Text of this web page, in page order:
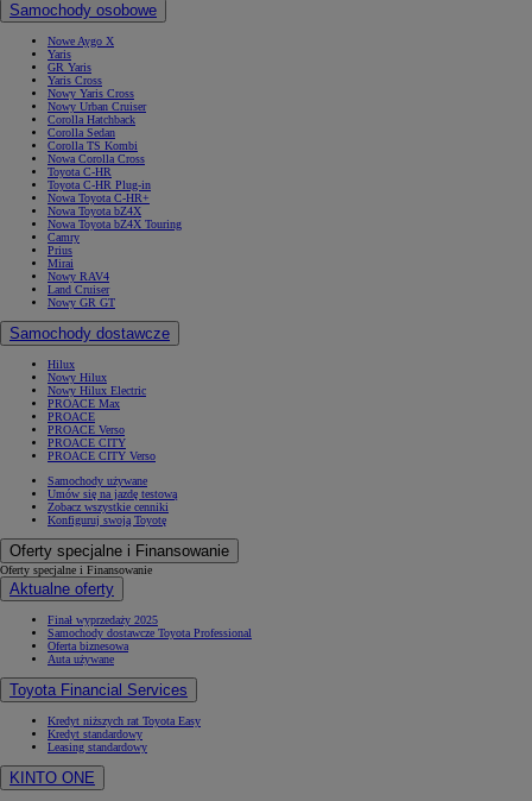
Samochody osobowe
Nowe Aygo X
Yaris
GR Yaris
Yaris Cross
Nowy Yaris Cross
Nowy Urban Cruiser
Corolla Hatchback
Corolla Sedan
Corolla TS Kombi
Nowa Corolla Cross
Toyota C-HR
Toyota C-HR Plug-in
Nowa Toyota C-HR+
Nowa Toyota bZ4X
Nowa Toyota bZ4X Touring
Camry
Prius
Mirai
Nowy RAV4
Land Cruiser
Nowy GR GT
Samochody dostawcze
Hilux
Nowy Hilux
Nowy Hilux Electric
PROACE Max
PROACE
PROACE Verso
PROACE CITY
PROACE CITY Verso
Samochody używane
Umów się na jazdę testową
Zobacz wszystkie cenniki
Konfiguruj swoją Toyotę
Oferty specjalne i Finansowanie
Oferty specjalne i Finansowanie
Aktualne oferty
Finał wyprzedaży 2025
Samochody dostawcze Toyota Professional
Oferta biznesowa
Auta używane
Toyota Financial Services
Kredyt niższych rat Toyota Easy
Kredyt standardowy
Leasing standardowy
KINTO ONE